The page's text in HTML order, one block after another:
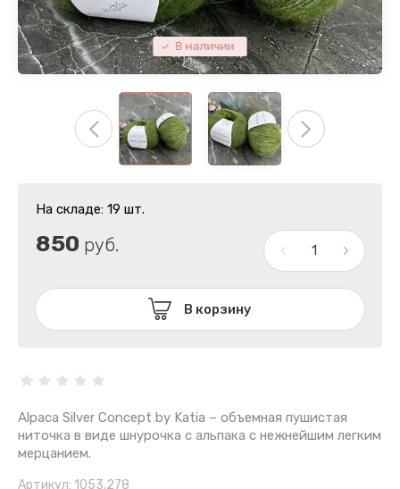
В наличии
На складе: 19 шт.
850 руб.
В корзину
Alpaca Silver Concept by Katia – объемная пушистая
ниточка в виде шнурочка с альпака с нежнейшим легким
мерцанием.
Артикул: 1053.278